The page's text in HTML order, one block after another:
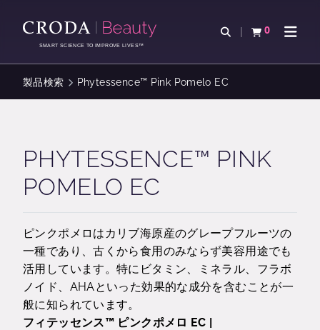
ン
を
ー
ス
SMART SCIENCE TO IMPROVE LIVES™
検索を開く
0
カートを確認す
ナビ
製品検索 Phytessence™ Pink Pomelo EC
PHYTESSENCE™ PINK
POMELO EC
ピンクポメロはカリブ海原産のグレープフルーツの
一種であり、古くから食用のみならず美容用途でも
活用しています。特にビタミン、ミネラル、フラボ
ノイド、AHAといった効果的な成分を含むことが一
般に知られています。
フィテッセンス™ ピンクポメロ EC |